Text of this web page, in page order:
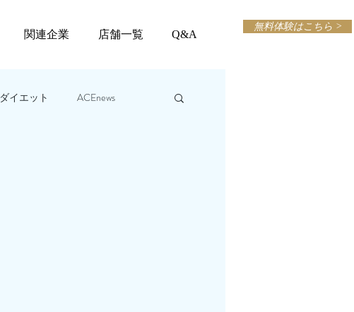
関連企業 店舗一覧 Q&A
無料体験はこちら >
ダイエット ACEnews